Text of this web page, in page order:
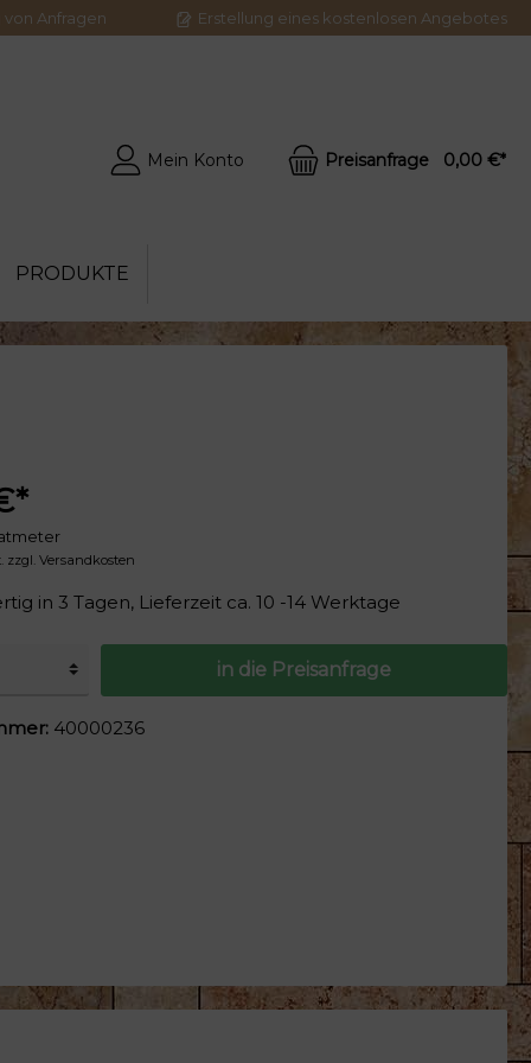
Anfragen Erstellung eines kostenlosen Angebotes
Mein Konto Preisanfrage 0,00 €*
PRODUKTE
zzgl. Versandkosten
in 3 Tagen, Lieferzeit ca. 10 -14 Werktage
in die Preisanfrage
40000236